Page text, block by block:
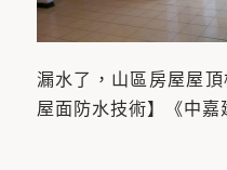
漏水了，山區房屋屋
屋面防水技術】《中嘉